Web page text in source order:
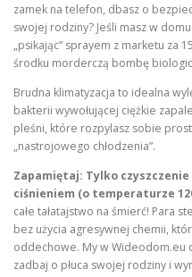
zamek na telefon, dbasz o
swojej rodziny? Jeśli masz w
„psikając” sprayem z marketu za
środku morderczą bombę
Brudna klimatyzacja to idealna
bakterii wywołującej ciężkie
pleśni, które rozpylasz sobie
„nastrojowego chłodzenia”.
Zapamiętaj: Tylko czyszczenie
ciśnieniem (o temperaturze
całe tałatajstwo na śmierć! Para
bez użycia agresywnej chemii,
oddechowe. My w Wideodom.eu
zadbaj o płuca swojej rodziny i